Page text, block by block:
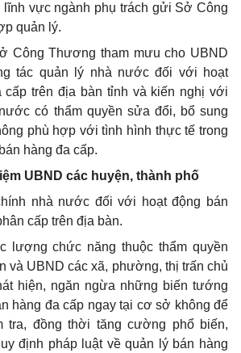
lĩnh vực ngành phụ trách gửi Sở Công
quản lý.
Công Thương tham mưu cho UBND
tác quản lý nhà nước đối với hoạt
cấp trên địa bàn tỉnh và kiến nghị với
có thẩm quyền sửa đổi, bổ sung
phù hợp với tình hình thực tế trong
hàng đa cấp.
UBND các huyện, thành phố
nhà nước đối với hoạt động bán
cấp trên địa bàn.
lượng chức năng thuộc thẩm quyền
và UBND các xã, phường, thị trấn chủ
hiện, ngăn ngừa những biến tướng
hàng đa cấp ngay tại cơ sở không để
tra, đồng thời tăng cường phổ biến,
định pháp luật về quản lý bán hàng